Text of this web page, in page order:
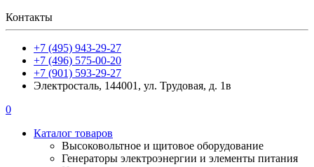
Контакты
+7 (495) 943-29-27
+7 (496) 575-00-20
+7 (901) 593-29-27
Электросталь, 144001, ул. Трудовая, д. 1в
0
Каталог товаров
Высоковольтное и щитовое оборудование
Генераторы электроэнергии и элементы питания